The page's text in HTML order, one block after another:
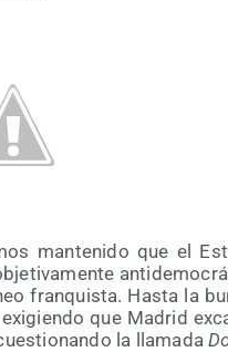
man­te­ni­do que el
fran­quis­ta. Has­ta la
que Madrid
la lla­ma­da